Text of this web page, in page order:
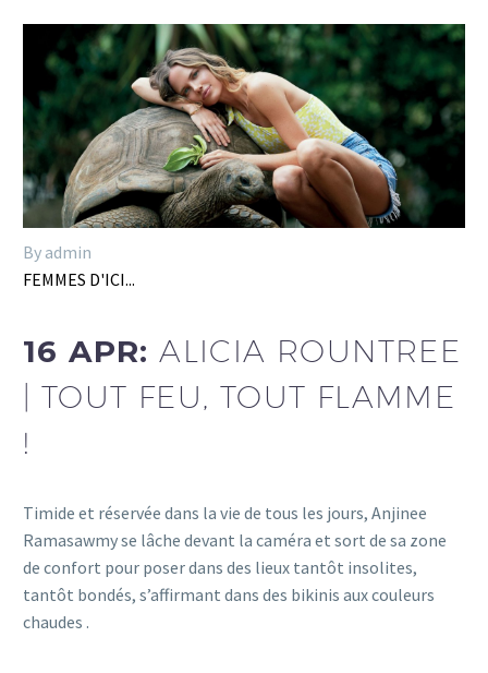
By admin
FEMMES D'ICI...
16 APR:ALICIA ROUNTREE
| TOUT FEU, TOUT FLAMME
!
Timide et réservée dans la vie de tous les jours, Anjinee
Ramasawmy se lâche devant la caméra et sort de sa zone
de confort pour poser dans des lieux tantôt insolites,
tantôt bondés, s’affirmant dans des bikinis aux couleurs
chaudes .